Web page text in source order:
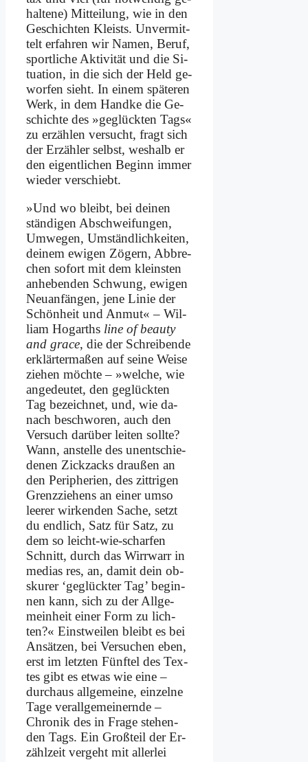
hal­te­ne) Mit­tei­lung, wie in den
Ge­schich­ten Kleists. Un­ver­mit­
telt er­fah­ren wir Na­men, Be­ruf,
sport­li­che Ak­ti­vi­tät und die Si­
tua­ti­on, in die sich der Held ge­
wor­fen sieht. In ei­nem spä­te­ren
Werk, in dem Hand­ke die Ge­
schich­te des »ge­glück­ten Tags«
zu er­zäh­len ver­sucht, fragt sich
der Er­zäh­ler selbst, wes­halb er
den ei­gent­li­chen Be­ginn im­mer
wie­der ver­schiebt.
»Und wo bleibt, bei dei­nen
stän­di­gen Ab­schwei­fun­gen,
Um­we­gen, Um­ständ­lich­kei­ten,
dei­nem ewi­gen Zö­gern, Ab­bre­
chen so­fort mit dem klein­sten
an­he­ben­den Schwung, ewi­gen
Neu­an­fän­gen, je­ne Li­nie der
Schön­heit und An­mut« – Wil­
liam Ho­garths li­ne of be­au­ty
and grace, die der Schrei­ben­de
er­klär­ter­ma­ßen auf sei­ne Wei­se
zie­hen möch­te – »wel­che, wie
an­ge­deu­tet, den ge­glück­ten
Tag be­zeich­net, und, wie da­
nach be­schwo­ren, auch den
Ver­such dar­über lei­ten soll­te?
Wann, an­stel­le des un­ent­schie­
de­nen Zick­zacks drau­ßen an
den Pe­ri­phe­rien, des zitt­ri­gen
Grenz­zie­hens an ei­ner um­so
lee­rer wir­ken­den Sa­che, setzt
du end­lich, Satz für Satz, zu
dem so leicht-wie-schar­fen
Schnitt, durch das Wirr­warr in
me­di­as res, an, da­mit dein ob­
sku­rer ‘ge­glück­ter Tag’ be­gin­
nen kann, sich zu der All­ge­
mein­heit ei­ner Form zu lich­
ten?« Einst­wei­len bleibt es bei
An­sät­zen, bei Ver­su­chen eben,
erst im letz­ten Fünf­tel des Tex­
tes gibt es et­was wie ei­ne –
durch­aus all­ge­mei­ne, ein­zel­ne
Ta­ge ver­all­ge­mei­nern­de –
Chro­nik des in Fra­ge ste­hen­
den Tags. Ein Groß­teil der Er­
zähl­zeit ver­geht mit al­ler­lei